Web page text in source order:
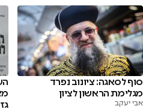
סוף לסאגה: ציונוב נפרד
מגלימת הראשון לציון
אבי יעקב